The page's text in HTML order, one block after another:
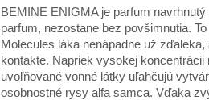
BEMINE ENIGMA je parfum
parfum, nezostane bez povšimnutia.
Molecules láka nenápadne už
kontakte. Napriek vysokej
uvoľňované vonné látky uľahčujú
osobnostné rysy alfa samca. Vďaka